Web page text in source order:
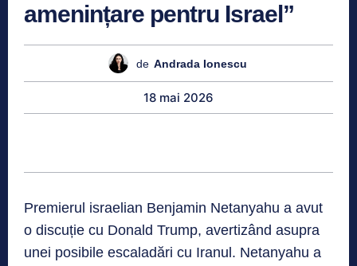
amenințare pentru Israel”
de Andrada Ionescu
18 mai 2026
Premierul israelian Benjamin Netanyahu a avut
o discuție cu Donald Trump, avertizând asupra
unei posibile escaladări cu Iranul. Netanyahu a